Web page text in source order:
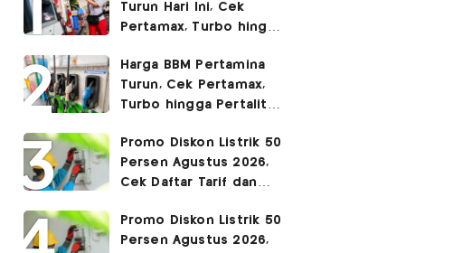
Turun Hari Ini, Cek
Pertamax, Turbo hingga
2026
Harga BBM Pertamina
Turun, Cek Pertamax,
Turbo hingga Pertalite
Promo Diskon Listrik 50
Persen Agustus 2026,
Cek Daftar Tarif dan
Promo Diskon Listrik 50
Persen Agustus 2026,